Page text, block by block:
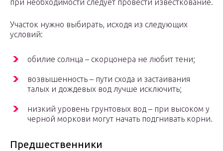
при необходимости следует провести известкование.
Участок нужно выбирать, исходя из следующих
условий:
обилие солнца – скорцонера не любит тени;
возвышенность – пути схода и застаивания
талых и дождевых вод лучше исключить;
низкий уровень грунтовых вод – при высоком у
черной моркови могут начать подгнивать корни.
Предшественники